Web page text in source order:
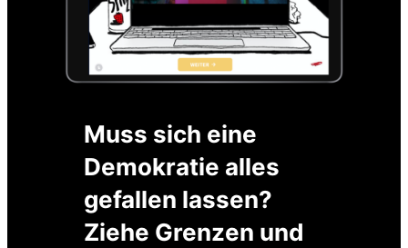
Muss sich eine
Demokratie alles
gefallen lassen?
Ziehe Grenzen und